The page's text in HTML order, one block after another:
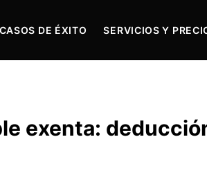
CASOS DE ÉXITO SERVICIOS Y
exenta: